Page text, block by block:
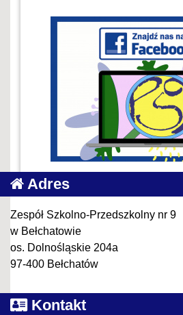
Adres
Zespół Szkolno-Przedszkolny nr 9
w Bełchatowie
os. Dolnośląskie 204a
97-400 Bełchatów
Kontakt